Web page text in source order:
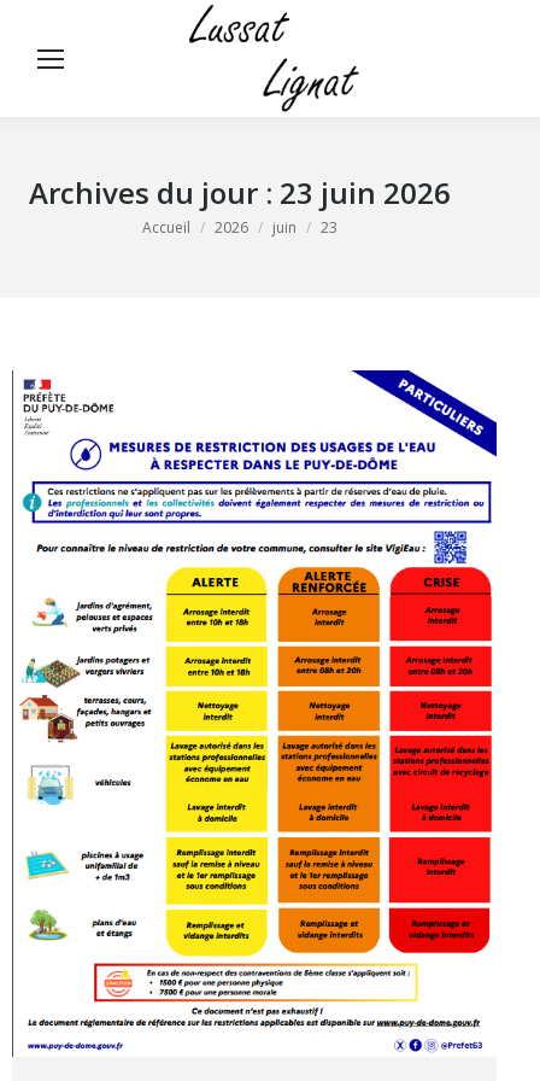
Archives du jour : 23 juin 2026
Vous êtes ici :
Accueil 2026 juin 23
Panneau de gestion des cookies